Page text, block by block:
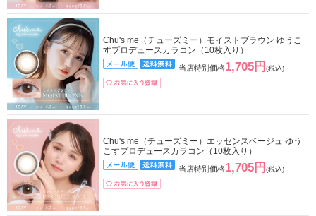
Chu's me（チューズミー）モイストブラウン ゆうこ
すプロデュースカラコン（10枚入り）
当店特別価格1,705円 (税込)
Chu's me（チューズミー）エッセンスベージュ ゆう
こすプロデュースカラコン（10枚入り）
当店特別価格1,705円 (税込)